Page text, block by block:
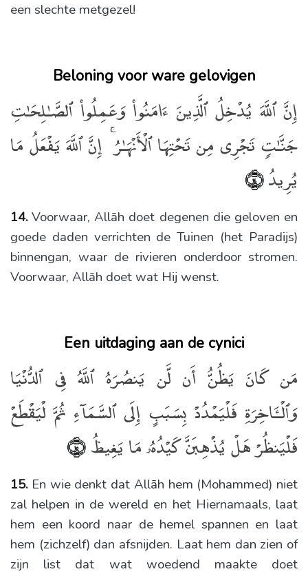
een slechte metgezel!
Beloning voor ware gelovigen
14.Voorwaar, Allāh doet degenen die geloven en
goede daden verrichten de Tuinen (het Paradijs)
binnengan, waar de rivieren onderdoor stromen.
Voorwaar, Allāh doet wat Hij wenst.
إِنَّ ٱللَّهَ يُدْخِلُ ٱلَّذِينَ ءَامَنُوا۟ وَعَمِلُوا۟ ٱلصَّـٰلِحَـٰتِ
جَنَّـٰتٍۢ تَجْرِى مِن تَحْتِهَا ٱلْأَنْهَـٰرُ ۚ إِنَّ ٱللَّهَ يَفْعَلُ مَا
يُرِيدُ﴿١٤﴾
Een uitdaging aan de cynici
15. En wie denkt dat Allāh hem (Mohammed) niet
zal helpen in de wereld en het Hiernamaals, laat
hem een koord naar de hemel spannen en laat
hem (zichzelf) dan afsnijden. Laat hem dan zien of
zijn list dat wat woedend maakte doet
مَن كَانَ يَظُنُّ أَن لَّن يَنصُرَهُ ٱللَّهُ فِى ٱلدُّنْيَا
وَٱلْـَٔاخِرَةِ فَلْيَمْدُدْ بِسَبَبٍ إِلَى ٱلسَّمَآءِ ثُمَّ لْيَقْطَعْ
فَلْيَنظُرْ هَلْ يُذْهِبَنَّ كَيْدُهُۥ مَا يَغِيظُ﴿١٥﴾